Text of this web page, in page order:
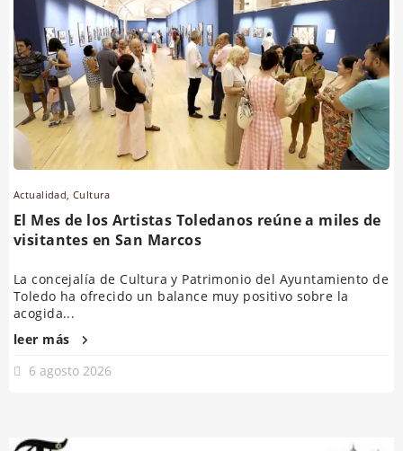
Actualidad,Cultura
El Mes de los Artistas Toledanos reúne a miles de
visitantes en San Marcos
La concejalía de Cultura y Patrimonio del Ayuntamiento de
Toledo ha ofrecido un balance muy positivo sobre la
acogida...
leer más
6 agosto 2026